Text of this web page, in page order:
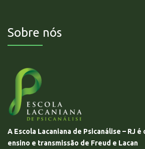
Sobre nós
A Escola Lacaniana de Psicanálise – RJ
ensino e transmissão de Freud e Lacan